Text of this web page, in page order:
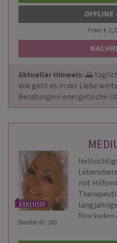
OFFLINE
Preis: €
Aktueller Hinweis: 🌄
wie geht es in der Liebe
Beratungen! energetische
mit
Blockaden
Berater-ID: 100